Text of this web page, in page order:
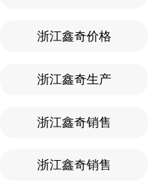
浙江鑫奇价格
浙江鑫奇生产
浙江鑫奇销售
浙江鑫奇销售